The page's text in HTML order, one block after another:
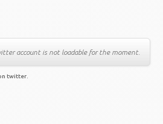
account is not loadable for the moment.
twitter.